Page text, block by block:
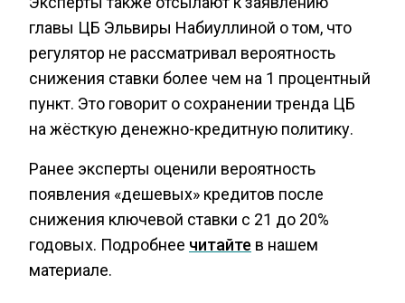
главы ЦБ Эльвиры Набиуллиной о том, что
регулятор не рассматривал вероятность
снижения ставки более чем на 1 процентный
пункт. Это говорит о сохранении тренда ЦБ
на жёсткую денежно-кредитную политику.
Ранее эксперты оценили вероятность
появления «дешевых» кредитов после
снижения ключевой ставки с 21 до 20%
годовых. Подробнее читайте в нашем
материале.